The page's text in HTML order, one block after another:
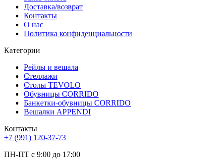
Доставка/возврат
Контакты
О нас
Политика конфиденциальности
Категории
Рейлы и вешала
Стеллажи
Столы TEVOLO
Обувницы CORRIDO
Банкетки-обувницы CORRIDO
Вешалки APPENDI
Контакты
+7 (991) 120-37-73
ПН-ПТ с 9:00 до 17:00